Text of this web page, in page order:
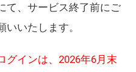
て、サービス終了前にご
いたします。
グインは、2026年6月末